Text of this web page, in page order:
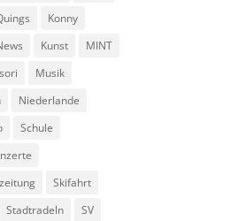
Konny
Kunst
MINT
Musik
Niederlande
Schule
Skifahrt
Stadtradeln SV